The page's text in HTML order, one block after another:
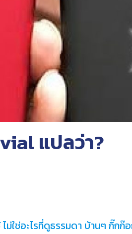
แปลว่า?
ใช่อะไรที่ดูธรรมดา บ้านๆ กิ๊กก๊